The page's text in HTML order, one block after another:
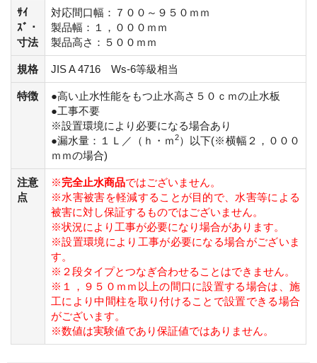
ｻｲ
ｽﾞ・
寸法
対応間口幅：７００～９５０ｍｍ
製品幅：１，０００ｍｍ
製品高さ：５００ｍｍ
規格 JIS A 4716 Ws-6等級相当
特徴
●高い止水性能をもつ止水高さ５０ｃｍの止水板
●工事不要
※設置環境により必要になる場合あり
●漏水量：１Ｌ／（ｈ・ｍ2）以下(※横幅２，０００
ｍｍの場合)
注意
点
※完全止水商品ではございません。
※水害被害を軽減することが目的で、水害等による
被害に対し保証するものではございません。
※状況により工事が必要になり場合があります。
※設置環境により工事が必要になる場合がございま
す。
※２段タイプとつなぎ合わせることはできません。
※１，９５０ｍｍ以上の間口に設置する場合は、施
工により中間柱を取り付けることで設置できる場合
がございます。
※数値は実験値であり保証値ではありません。